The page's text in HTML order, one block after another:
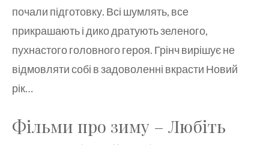
почали підготовку. Всі шумлять, все
прикрашають і дико дратують зеленого,
пухнастого головного героя. Грінч вирішує не
відмовляти собі в задоволенні вкрасти Новий
рік…
Фільми про зиму – Любіть